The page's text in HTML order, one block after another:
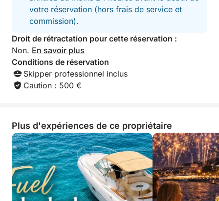
Paddle et matériel de snorkeling inclus pour explorer
Naviguer sur ce bateau, c’est vivre la Méditerranée
avec style, souplesse, et un sens du détail qui rend
chaque moment unique.
Click&Boat pour réserver votre créneau et vivre une
escapade qui vous ressemble !
votre réservation (hors frais de service et
commission).
Droit de rétractation pour cette réservation :
Non. En savoir plus
Conditions de réservation
Skipper professionnel inclus
Caution : 500 €
Plus d'expériences de ce propriétaire